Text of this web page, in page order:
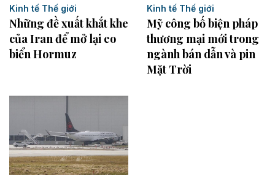
Kinh tế Thế giới
Những đề xuất khắt khe
của Iran để mở lại eo
biển Hormuz
Kinh tế Thế giới
Mỹ công bố biện pháp
thương mại mới trong
ngành bán dẫn và pin
Mặt Trời